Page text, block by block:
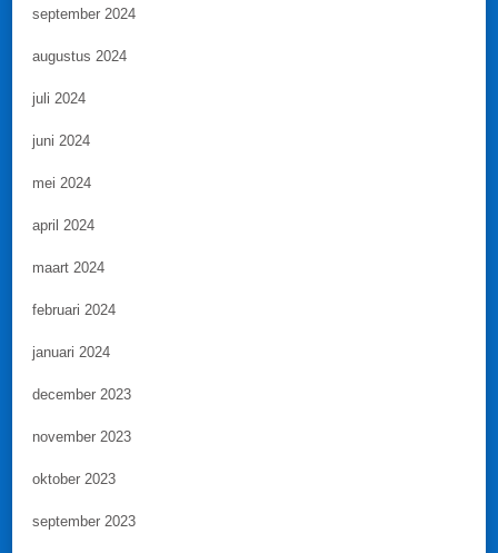
september 2024
augustus 2024
juli 2024
juni 2024
mei 2024
april 2024
maart 2024
februari 2024
januari 2024
december 2023
november 2023
oktober 2023
september 2023